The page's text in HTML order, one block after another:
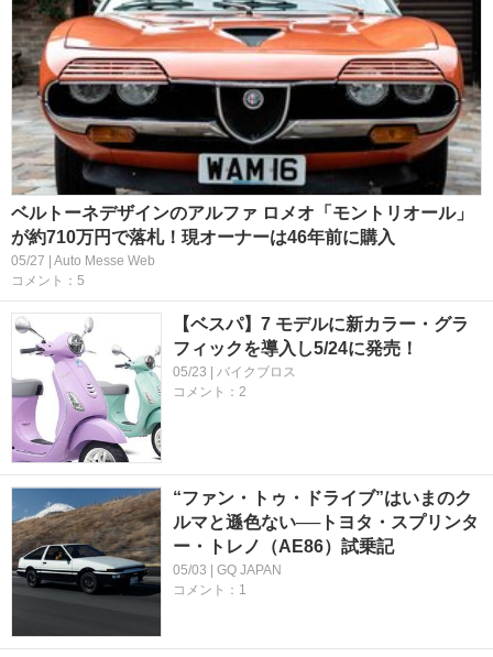
ベルトーネデザインのアルファ ロメオ「モントリオール」
が約710万円で落札！現オーナーは46年前に購入
05/27 | Auto Messe Web
コメント：5
【ベスパ】7 モデルに新カラー・グラ
フィックを導入し5/24に発売！
05/23 | バイクブロス
コメント：2
“ファン・トゥ・ドライブ”はいまのク
ルマと遜色ない──トヨタ・スプリンタ
ー・トレノ（AE86）試乗記
05/03 | GQ JAPAN
コメント：1